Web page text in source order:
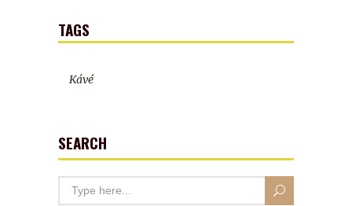
TAGS
Kávé
SEARCH